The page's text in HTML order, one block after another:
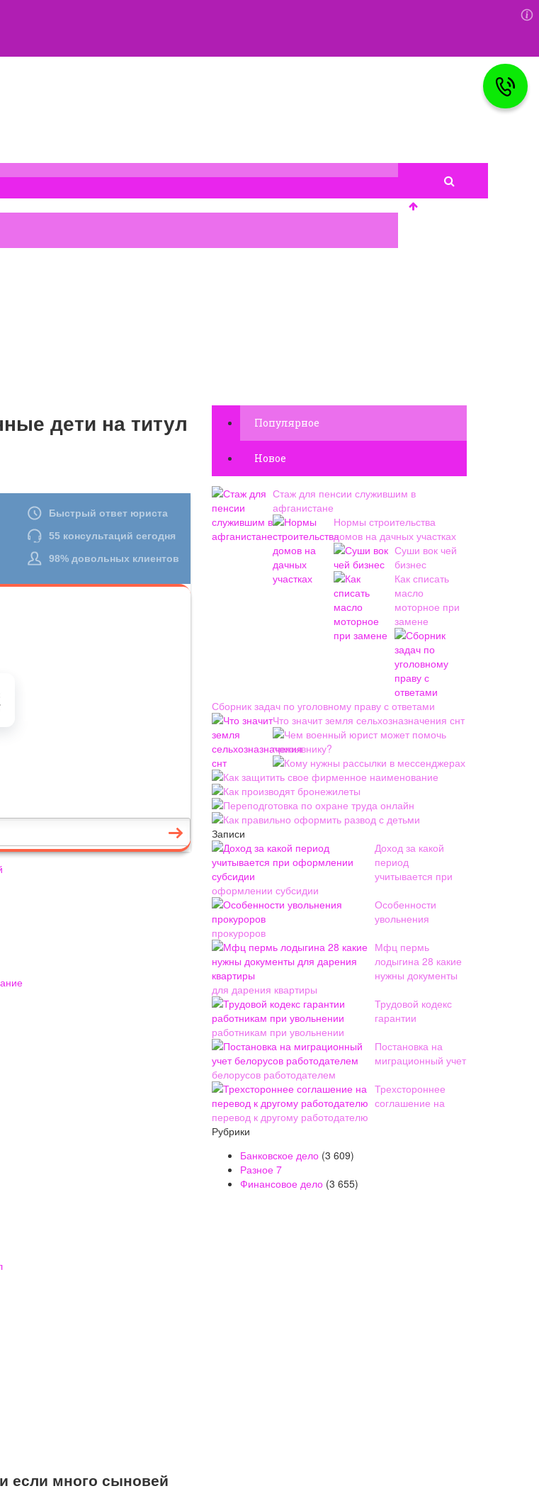
дети на титул
если много сыновей
Популярное
Новое
Стаж для пенсии служившим в
афганистане
Нормы строительства
домов на дачных участках
Суши вок чей
бизнес
Как списать
масло
моторное при
замене
Сборник задач по уголовному праву с ответами
Что значит земля сельхозназначения снт
Чем военный юрист может помочь
призывнику?
Кому нужны рассылки в мессенджерах
Как защитить свое фирменное наименование
Как производят бронежилеты
Переподготовка по охране труда онлайн
Как правильно оформить развод с детьми
Записи
Доход за какой
период
учитывается при
оформлении субсидии
Особенности
увольнения
прокуроров
Мфц пермь
лодыгина 28 какие
нужны документы
для дарения квартиры
Трудовой кодекс
гарантии
работникам при увольнении
Постановка на
миграционный учет
белорусов работодателем
Трехстороннее
соглашение на
перевод к другому работодателю
Рубрики
Банковское дело (3 609)
Разное 7
Финансовое дело (3 655)